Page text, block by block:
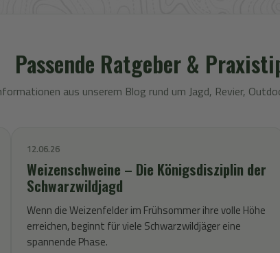
Passende Ratgeber &
aus unserem Blog rund um Jagd, Revier,
12.06.26
Weizenschweine – Die Königsdisziplin der
Schwarzwildjagd
Wenn die Weizenfelder im Frühsommer ihre volle Höhe
erreichen, beginnt für viele Schwarzwildjäger eine
spannende Phase.